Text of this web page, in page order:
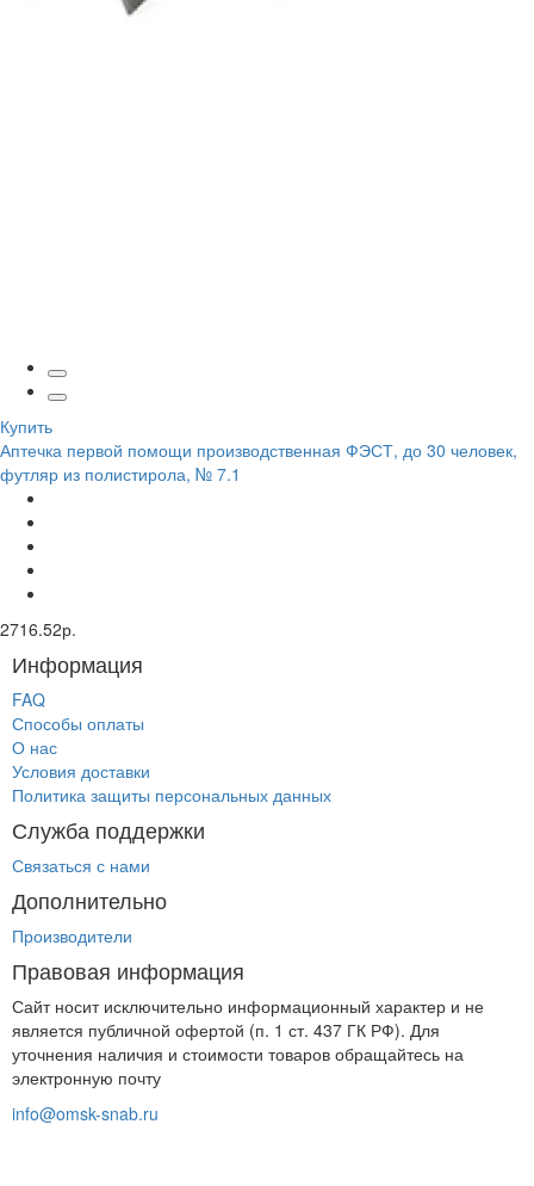
Купить
Аптечка первой помощи производственная ФЭСТ, до 30 человек,
футляр из полистирола, № 7.1
2716.52р.
Информация
FAQ
Способы оплаты
О нас
Условия доставки
Политика защиты персональных данных
Служба поддержки
Связаться с нами
Дополнительно
Производители
Правовая информация
Сайт носит исключительно информационный характер и не
является публичной офертой (п. 1 ст. 437 ГК РФ). Для
уточнения наличия и стоимости товаров обращайтесь на
электронную почту
info@omsk-snab.ru